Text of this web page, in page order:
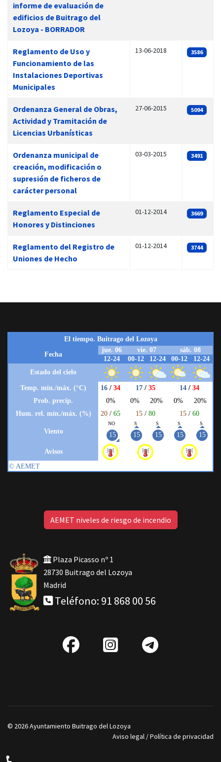
informe de evaluación de
edificios de Buitrago del
Lozoya - BORRADOR
Reglamento de Uso y
Funcionamiento de las
Instalaciones Deportivas
Municipales
13-06-2018 3586
Ordenanza General de Obras,
Actividad y Tramitación de
Licencias Urbanísticas
27-06-2015 5094
Ordenanza municipal de
creación, modificación o
supresión de ficheros de
carácter personal
03-03-2015 3491
Reglamento Especial de
Honores y Distinciones
01-12-2014 3669
Reglamento del Registro de
Uniones de Hecho
01-12-2014 3744
AEMET niveles de riesgo de incendio
Plaza Picasso nº 1
28730 Buitrago del Lozoya
Madrid
Teléfono: 91 868 00 56
fab
IG
© 2026 Ayuntamiento Buitrago del Lozoya
Aviso legal /Política de privacidad